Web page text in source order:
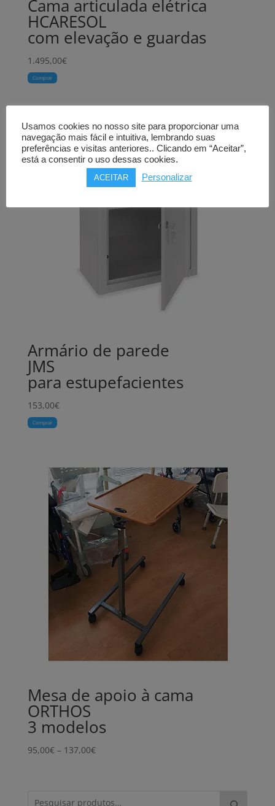
Cama articulada elétrica
HCARESOL
com elevação e guardas
1.495,00€
Comprar
Armário de parede
JMS
para estupefacientes
153,00€
Comprar
Mesa de apoio à cama
ORTHOS
3 modelos
95,00€ – 137,00€Price
Usamos cookies no nosso site para proporcionar uma
navegação mais fácil e intuitiva, lembrando suas
preferências e visitas anteriores.. Clicando em “Aceitar”,
está a consentir o uso dessas cookies.
ACEITAR Personalizar